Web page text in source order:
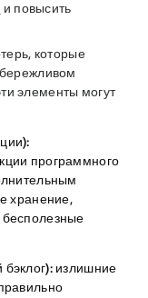
и повысить
которые
элементы могут
программного
хранение,
излишние